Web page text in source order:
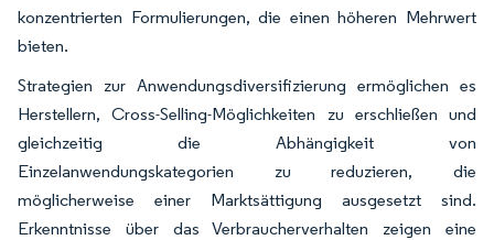
konzentrierten Formulierungen, die einen höheren Mehrwert
bieten.
Strategien zur Anwendungsdiversifizierung ermöglichen es
Herstellern, Cross-Selling-Möglichkeiten zu erschließen und
gleichzeitig die Abhängigkeit von
Einzelanwendungskategorien zu reduzieren, die
möglicherweise einer Marktsättigung ausgesetzt sind.
Erkenntnisse über das Verbraucherverhalten zeigen eine